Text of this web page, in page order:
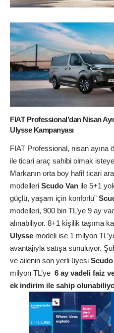
FIAT Professional’dan Nisan
Ulysse Kampanyası
FIAT Professional, nisan ayına
ile ticari araç sahibi olmak
Markanın orta boy hafif ticari
modelleri Scudo Van ile 5+1
güçlü, yaşam için konforlu”
modelleri, 900 bin TL’ye 9 ay
alınabiliyor. 8+1 kişilik taşıma
Ulysse modeli ise 1 milyon
avantajıyla satışa sunuluyor.
ve ailenin son yerli üyesi
milyon TL’ye 6 ay vadeli faiz
ek indirim ile sahip